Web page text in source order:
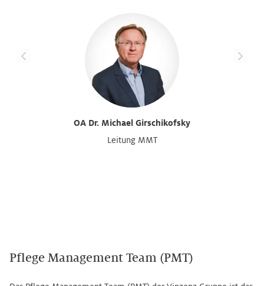
OA Dr. Michael Girschikofsky
Leitung MMT
Pflege Management Team (PMT)